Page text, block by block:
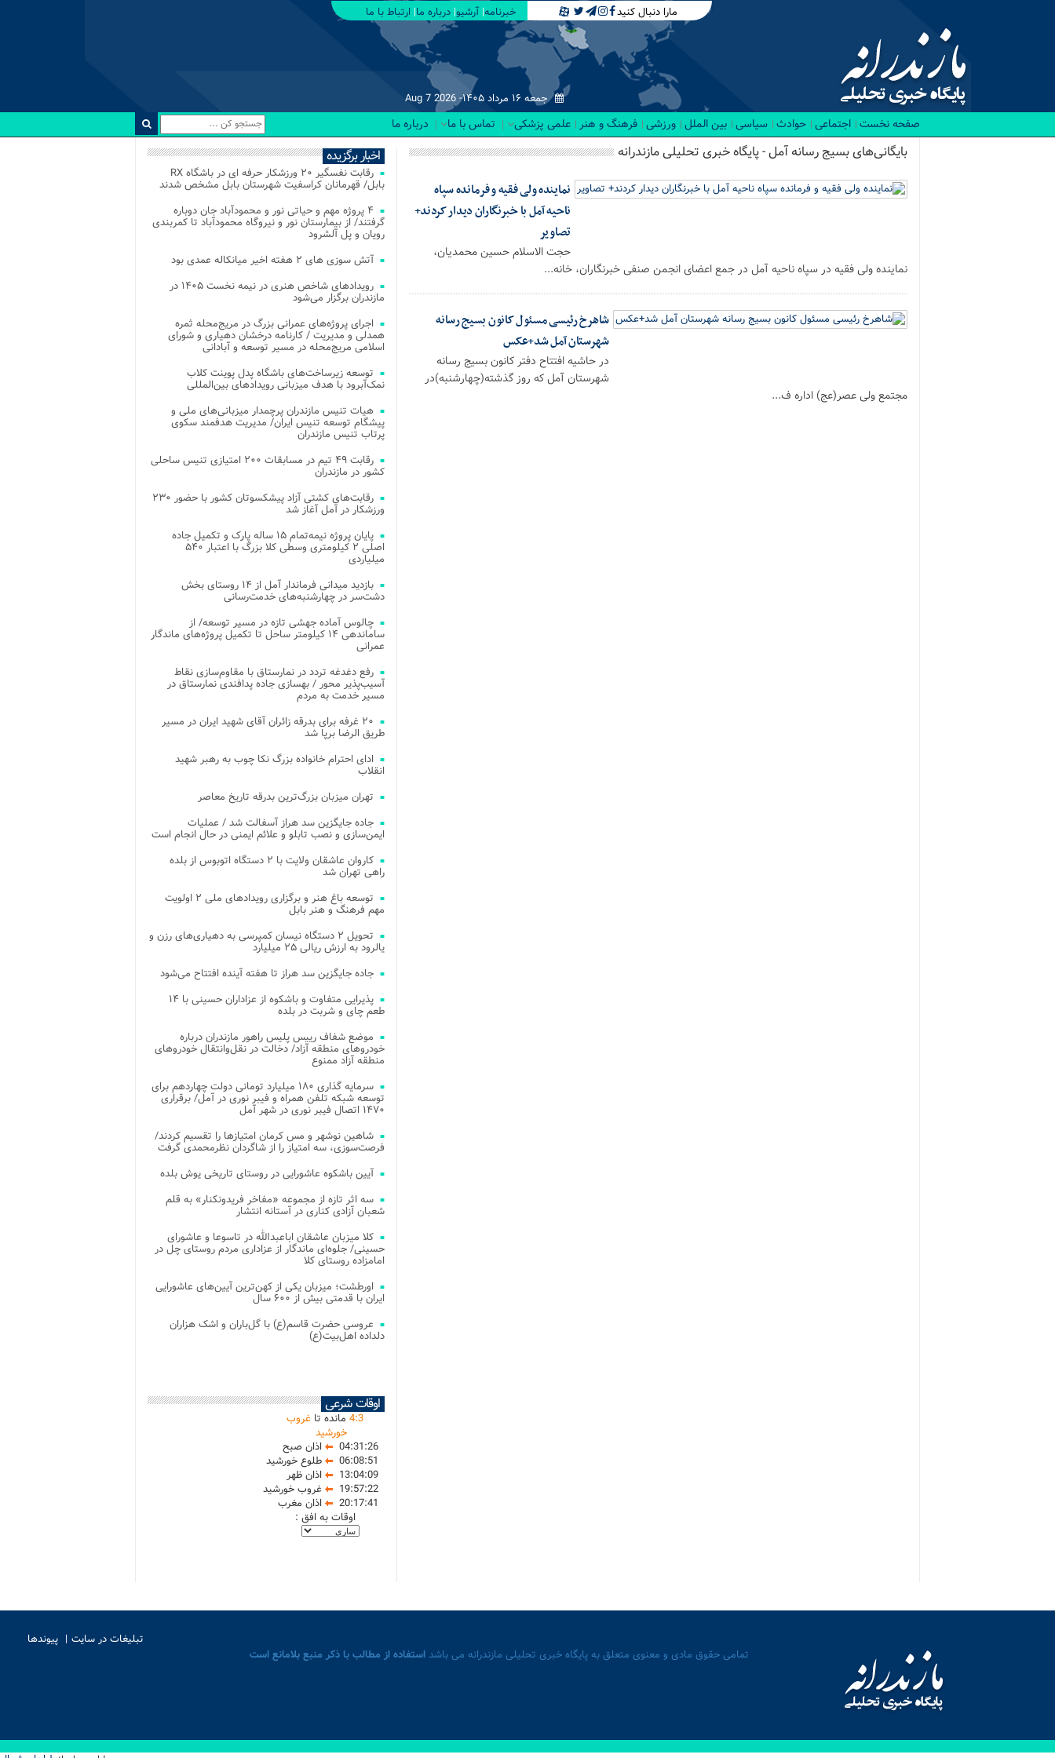
مارا دنبال کنید خبرنامه آرشیو درباره ما ارتباط با ما
جمعه ۱۶ مرداد ۱۴۰۵- Aug 7 2026
صفحه نخست اجتماعی حوادث سیاسی بین الملل ورزشی فرهنگ و هنر علمی پزشکی تماس با ما درباره ما
بایگانی‌های بسیج رسانه آمل - پایگاه خبری تحلیلی مازندرانه
نماینده ولی فقیه و فرمانده سپاه
ناحیه آمل با خبرنگاران دیدار کردند+
تصاویر
حجت الاسلام حسین محمدیان،
نماینده ولی فقیه در سپاه ناحیه آمل در جمع اعضای انجمن صنفی خبرنگاران، خانه...
شاهرخ رئیسی مسئول کانون بسیج رسانه
شهرستان آمل شد+عکس
در حاشیه افتتاح دفتر کانون بسیج رسانه
شهرستان آمل که روز گذشته(چهارشنبه)در
مجتمع ولی عصر(عج) اداره ف...
اخبار برگزیده
رقابت نفسگیر ۲۰ ورزشکار حرفه ای در باشگاه RX
بابل/ قهرمانان کراسفیت شهرستان بابل مشخص شدند
۴ پروژه مهم و حیاتی نور و محمودآباد جان دوباره
گرفتند/ از بیمارستان نور و نیروگاه محمودآباد تا کمربندی
رویان و پل آلشرود
آتش‌ سوزی‌ های ۲ هفته اخیر میانکاله عمدی بود
رویدادهای شاخص هنری در نیمه نخست ۱۴۰۵ در
مازندران برگزار می‌شود
اجرای پروژه‌های عمرانی بزرگ در مریج‌محله ثمره
همدلی و مدیریت / کارنامه درخشان دهیاری و شورای
اسلامی مریج‌محله در مسیر توسعه و آبادانی
توسعه زیرساخت‌های باشگاه پدل پوینت کلاب
نمک‌آبرود با هدف میزبانی رویدادهای بین‌المللی
هیات تنیس مازندران پرچمدار میزبانی‌های ملی و
پیشگام توسعه تنیس ایران/ مدیریت هدفمند سکوی
پرتاب تنیس مازندران
رقابت ۴۹ تیم در مسابقات ۲۰۰ امتیازی تنیس ساحلی
کشور در مازندران
رقابت‌های کشتی آزاد پیشکسوتان کشور با حضور ۲۳۰
ورزشکار در آمل آغاز شد
پایان پروژه نیمه‌تمام ۱۵ ساله پارک و تکمیل جاده
اصلی ۲ کیلومتری وسطی کلا بزرگ با اعتبار ۵۴۰
میلیاردی
بازدید میدانی فرماندار آمل از ۱۴ روستای بخش
دشت‌سر در چهارشنبه‌های خدمت‌رسانی
چالوس آماده جهشی تازه در مسیر توسعه/ از
ساماندهی ۱۴ کیلومتر ساحل تا تکمیل پروژه‌های ماندگار
عمرانی
رفع دغدغه تردد در نمارستاق با مقاوم‌سازی نقاط
آسیب‌پذیر محور / بهسازی جاده پدافندی نمارستاق در
مسیر خدمت به مردم
۲۰ غرفه برای بدرقه زائران آقای شهید ایران در مسیر
طریق الرضا برپا شد
ادای احترام خانواده بزرگ نکا چوب به رهبر شهید
انقلاب
تهران میزبان بزرگ‌ترین بدرقه تاریخ معاصر
جاده جایگزین سد هراز آسفالت شد / عملیات
ایمن‌سازی و نصب تابلو و علائم ایمنی در حال انجام است
کاروان عاشقان ولایت با ۲ دستگاه اتوبوس از بلده
راهی تهران شد
توسعه باغ هنر و برگزاری رویدادهای ملی ۲ اولویت
مهم فرهنگ و هنر بابل
تحویل ۲ دستگاه نیسان کمپرسی به دهیاری‌های رزن و
یالرود به ارزش ریالی ۲۵ میلیارد
جاده جایگزین سد هراز تا هفته آینده افتتاح می‌شود
پذیرایی متفاوت و باشکوه از عزاداران حسینی با ۱۴
طعم چای و شربت در بلده
موضع شفاف رییس پلیس راهور مازندران درباره
خودروهای منطقه آزاد/ دخالت در نقل‌وانتقال خودروهای
منطقه آزاد ممنوع
سرمایه گذاری ۱۸۰ میلیارد تومانی دولت چهاردهم برای
توسعه شبکه تلفن همراه و فیبر نوری در آمل/ برقراری
۱۴۷۰ اتصال فیبر نوری در شهر آمل
شاهین نوشهر و مس کرمان امتیازها را تقسیم کردند/
فرصت‌سوزی، سه امتیاز را از شاگردان نظرمحمدی گرفت
آیین باشکوه عاشورایی در روستای تاریخی یوش بلده
سه اثر تازه از مجموعه «مفاخر فریدونکنار» به قلم
شعبان آزادی کناری در آستانه انتشار
کلا میزبان عاشقان اباعبدالله در تاسوعا و عاشورای
حسینی/ جلوه‌ای ماندگار از عزاداری مردم روستای چل در
امامزاده روستای کلا
اورطشت؛ میزبان یکی از کهن‌ترین آیین‌های عاشورایی
ایران با قدمتی بیش از ۶۰۰ سال
عروسی حضرت قاسم(ع) با گل‌باران و اشک هزاران
دلداده اهل‌بیت(ع)
اوقات شرعی
4:3 مانده تا غروب
خورشید
04:31:26
اذان صبح
06:08:51
طلوع خورشید
13:04:09
اذان ظهر
19:57:22
غروب خورشید
20:17:41
اذان مغرب
اوقات به افق :
تبلیغات در سایت
پیوندها
تمامی حقوق مادی و معنوی متعلق به پایگاه خبری تحلیلی مازندرانه می باشداستفاده از مطالب با ذکر منبع بلامانع است